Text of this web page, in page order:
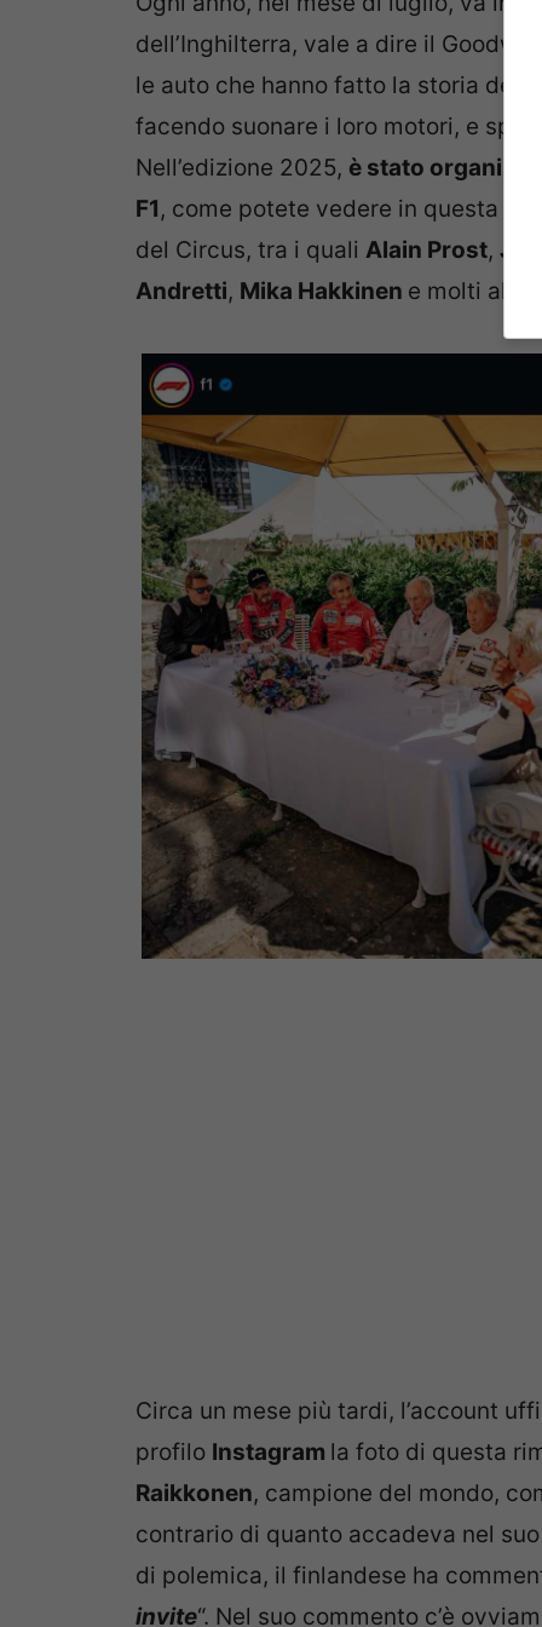
dell’Inghilterra, vale a dire il
le auto che hanno fatto la storia del
facendo suonare i loro motori, e
Nell’edizione 2025, è stato
F1, come potete vedere in questa
del Circus, tra i quali Alain Prost,
Andretti, Mika Hakkinen e molti altri
Circa un mese più tardi, l’account
profilo Instagram la foto di questa
Raikkonen, campione del mondo,
contrario di quanto accadeva nel
di polemica, il finlandese ha
invite“. Nel suo commento c’è